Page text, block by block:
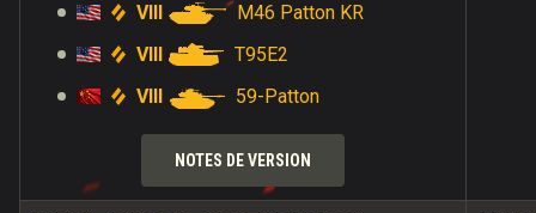
VIII
M46 Patton KR
VIII
T95E2
VIII
59-Patton
NOTES DE VERSION